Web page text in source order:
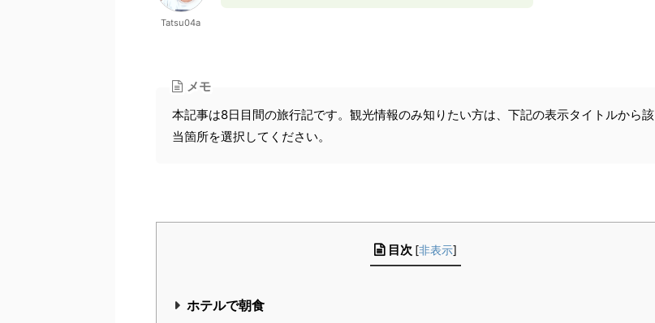
Tatsu04a
メモ
本記事は8日目間の旅行記です。観光情報のみ知りたい方は、下記の表示タイトルから該
当箇所を選択してください。
目次 [非表示]
ホテルで朝食